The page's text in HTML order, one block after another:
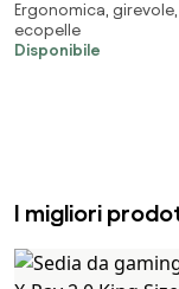
Ergonomica, girevole,
ecopelle
Disponibile
I migliori